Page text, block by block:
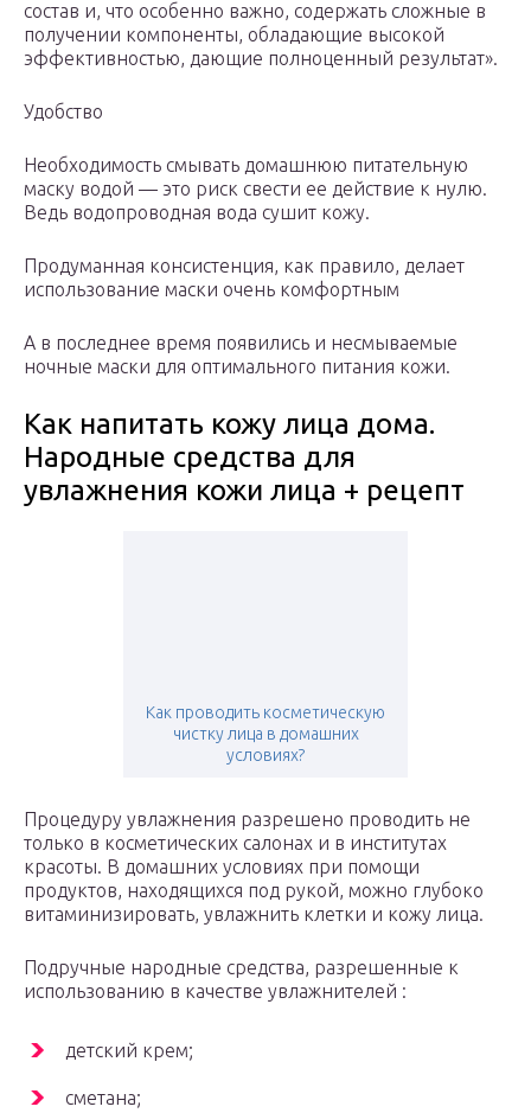
состав и, что особенно важно, содержать сложные в
получении компоненты, обладающие высокой
эффективностью, дающие полноценный результат».
Удобство
Необходимость смывать домашнюю питательную
маску водой — это риск свести ее действие к нулю.
Ведь водопроводная вода сушит кожу.
Продуманная консистенция, как правило, делает
использование маски очень комфортным
А в последнее время появились и несмываемые
ночные маски для оптимального питания кожи.
Как напитать кожу лица дома.
Народные средства для
увлажнения кожи лица + рецепт
Как проводить косметическую
чистку лица в домашних
условиях?
Процедуру увлажнения разрешено проводить не
только в косметических салонах и в институтах
красоты. В домашних условиях при помощи
продуктов, находящихся под рукой, можно глубоко
витаминизировать, увлажнить клетки и кожу лица.
Подручные народные средства, разрешенные к
использованию в качестве увлажнителей :
детский крем;
сметана;